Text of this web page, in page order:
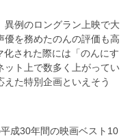
異例のロングラン上映で大
優を務めたのんの評価も高
化された際には「のんにす
ット上で数多く上がってい
た特別企画といえそう
成30年間の映画ベスト10